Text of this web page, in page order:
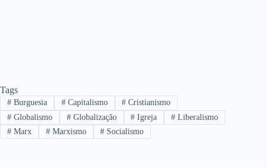
Tags
#Burguesia #Capitalismo # Cristianismo
#Globalismo #Globalização # Igreja # Liberalismo
#Marx #Marxismo # Socialismo